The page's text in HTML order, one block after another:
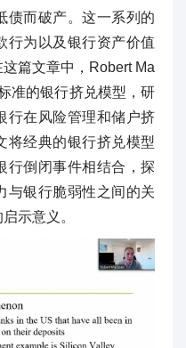
债而破产。这一系列的
行为以及银行资产价值
篇文章中，Robert Ma
准的银行挤兑模型，研
行在风险管理和储户挤
将经典的银行挤兑模型
行倒闭事件相结合，探
与银行脆弱性之间的关
示意义。